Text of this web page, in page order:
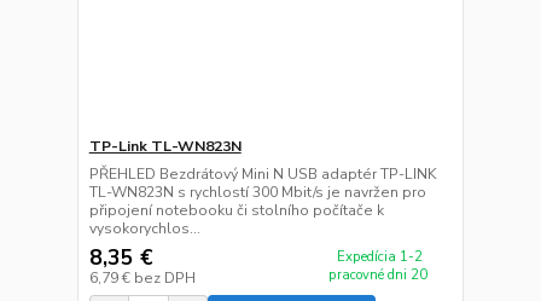
TP-Link TL-WN823N
PŘEHLED Bezdrátový Mini N USB adaptér TP-LINK
TL-WN823N s rychlostí 300 Mbit/s je navržen pro
připojení notebooku či stolního počítače k
vysokorychlos...
8,35 €
6,79 € bez DPH
Expedícia 1-2
pracovné dni 20